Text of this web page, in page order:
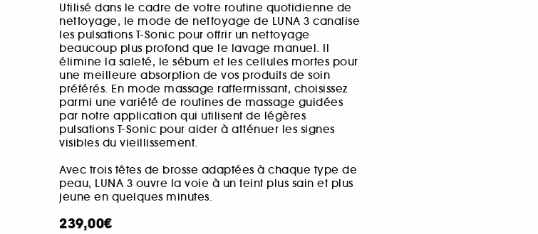
Utilisé dans le cadre de votre routine quotidienne de
nettoyage, le mode de nettoyage de LUNA 3 canalise
les pulsations T-Sonic pour offrir un nettoyage
beaucoup plus profond que le lavage manuel. Il
élimine la saleté, le sébum et les cellules mortes pour
une meilleure absorption de vos produits de soin
préférés. En mode massage raffermissant, choisissez
parmi une variété de routines de massage guidées
par notre application qui utilisent de légères
pulsations T-Sonic pour aider à atténuer les signes
visibles du vieillissement.
Avec trois têtes de brosse adaptées à chaque type de
peau, LUNA 3 ouvre la voie à un teint plus sain et plus
jeune en quelques minutes.
239,00€